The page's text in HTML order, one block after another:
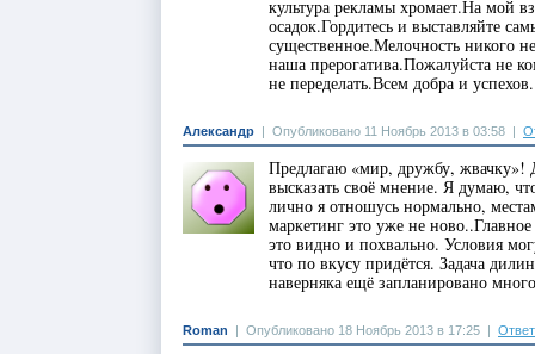
культура рекламы хромает.На мой
осадок.Гордитесь и выставляйте
существенное.Мелочность никого
наша прерогатива.Пожалуйста не
не переделать.Всем добра и успехов.
Александр Опубликовано 11 Ноябрь 2013 в 03:58
Предлагаю «мир, дружбу, жвачку»!
высказать своё мнение. Я думаю,
лично я отношусь нормально,
маркетинг это уже не
это видно и похвально. Условия
что по вкусу придётся. Задача
наверняка ещё запланировано
Roman Опубликовано 18 Ноябрь 2013 в 17:25